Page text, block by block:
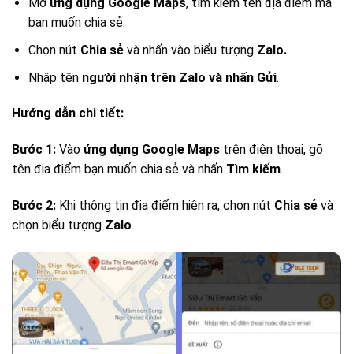
Mởứng dụng Google Maps, tìm kiếm tên địa điểm mà
bạn muốn chia sẻ.
Chọn nút Chia sẻvà nhấn vào biểu tượng Zalo.
Nhập tênngười nhận trên Zalo và nhấn Gửi.
Hướng dẫn chi tiết:
Bước 1: Vào ứng dụng Google Maps trên điện thoại, gõ
tên địa điểm bạn muốn chia sẻ và nhấn Tìm kiếm.
Bước 2: Khi thông tin địa điểm hiện ra, chọn nút Chia sẻ và
chọn biểu tượng Zalo.